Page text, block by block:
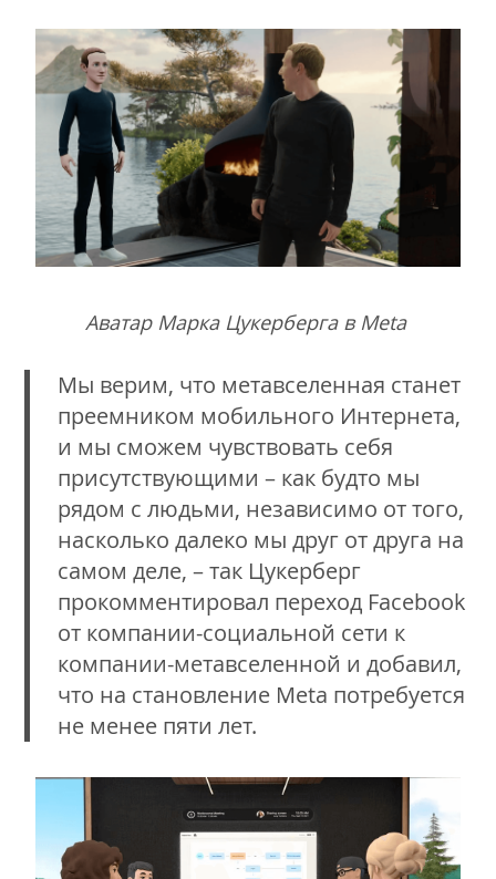
Аватар Марка Цукерберга в Meta
Мы верим, что метавселенная станет
преемником мобильного Интернета,
и мы сможем чувствовать себя
присутствующими – как будто мы
рядом с людьми, независимо от того,
насколько далеко мы друг от друга на
самом деле, – так Цукерберг
прокомментировал переход Facebook
от компании-социальной сети к
компании-метавселенной и добавил,
что на становление Meta потребуется
не менее пяти лет.